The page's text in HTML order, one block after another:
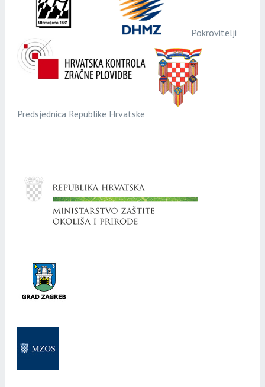
Pokrovitelji
Predsjednica Republike Hrvatske